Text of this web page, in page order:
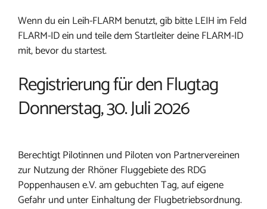
Wenn du ein Leih-FLARM benutzt, gib bitte LEIH im Feld
FLARM-ID ein und teile dem Startleiter deine FLARM-ID
mit, bevor du startest.
Registrierung für den Flugtag
Donnerstag, 30. Juli 2026
Berechtigt Pilotinnen und Piloten von Partnervereinen
zur Nutzung der Rhöner Fluggebiete des RDG
Poppenhausen e.V. am gebuchten Tag, auf eigene
Gefahr und unter Einhaltung der Flugbetriebsordnung.